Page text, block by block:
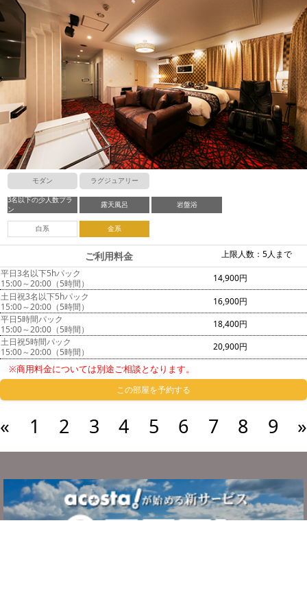
モダン ラグジュアリー
3名以下の少人数プラ
ン
露天風呂 岩盤浴
白系 金系
上限人数：5人まで
ご利用料金
平日3名以下5hパック
15:00～20:00（5時間）
14,900円
土日祝3名以下5hパック
15:00～20:00（5時間）
16,900円
平日5時間パック
15:00～20:00（5時間）
18,400円
土日祝5時間パック
15:00～20:00（5時間）
20,900円
※商用料金については別途ご相談となります。
この部屋を予約する
« 1 2 3 4 5 6 7 8 9 »